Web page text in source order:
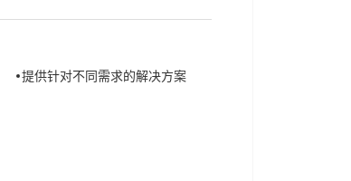
提供针对不同需求的解决方案